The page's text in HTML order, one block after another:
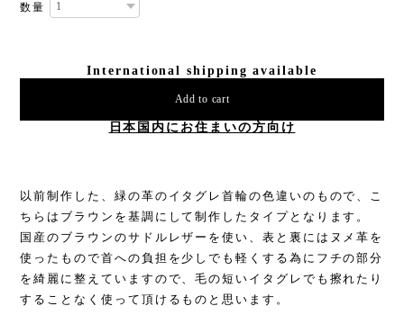
数量
International shipping available
Add to cart
日本国内にお住まいの方向け
以前制作した、緑の革のイタグレ首輪の色違いのもので、こ
ちらはブラウンを基調にして制作したタイプとなります。
国産のブラウンのサドルレザーを使い、表と裏にはヌメ革を
使ったもので首への負担を少しでも軽くする為にフチの部分
を綺麗に整えていますので、毛の短いイタグレでも擦れたり
することなく使って頂けるものと思います。